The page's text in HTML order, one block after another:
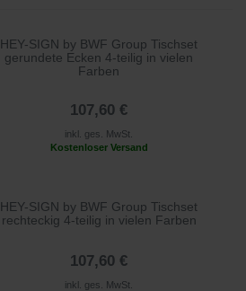
HEY-SIGN by BWF Group Tischset
gerundete Ecken 4-teilig in vielen
Farben
107,60 €
inkl. ges. MwSt.
Kostenloser Versand
HEY-SIGN by BWF Group Tischset
rechteckig 4-teilig in vielen Farben
107,60 €
inkl. ges. MwSt.